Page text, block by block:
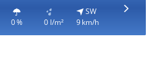
0 % 0 l/m²
SW
9 km/h